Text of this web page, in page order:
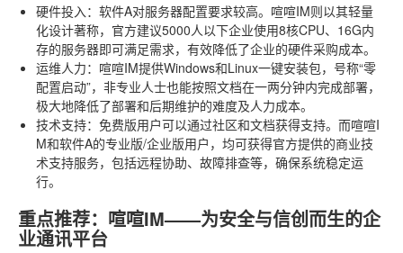
硬件投入 ：软件A对服务器配置要求较高。喧喧IM则以其轻量
化设计著称，官方建议5000人以下企业使用8核CPU、16G内
存的服务器即可满足需求，有效降低了企业的硬件采购成本。
运维人力：喧喧IM提供Windows和Linux一键安装包，号称“零
配置启动”，非专业人士也能按照文档在一两分钟内完成部署，
极大地降低了部署和后期维护的难度及人力成本。
技术支持：免费版用户可以通过社区和文档获得支持。而喧喧I
M和软件A的专业版/企业版用户，均可获得官方提供的商业技
术支持服务，包括远程协助、故障排查等，确保系统稳定运
行。
重点推荐：喧喧IM——为安全与信创而生的企
业通讯平台